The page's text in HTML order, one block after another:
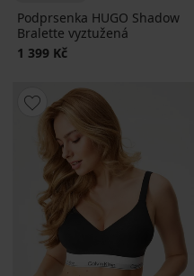
Podprsenka HUGO Shadow
Bralette vyztužená
1 399 Kč